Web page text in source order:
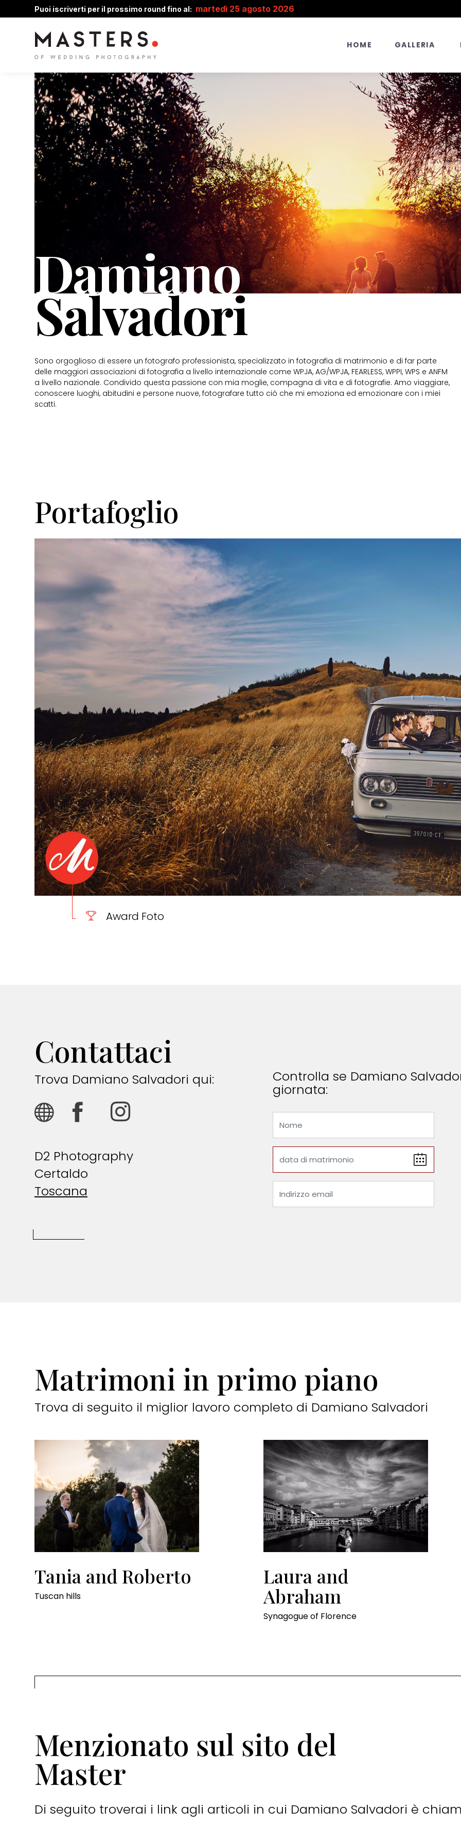
Puoi iscriverti per il prossimo round fino al: martedì 25 agosto 2026
HOME GALLERIA
Damiano
Salvadori
Sono orgoglioso di essere un fotografo professionista, specializzato in fotografia di matrimonio e di far parte
delle maggiori associazioni di fotografia a livello internazionale come WPJA, AG/WPJA, FEARLESS, WPPI, WPS e ANFM
a livello nazionale. Condivido questa passione con mia moglie, compagna di vita e di fotografie. Amo viaggiare,
conoscere luoghi, abitudini e persone nuove, fotografare tutto ciò che mi emoziona ed emozionare con i miei
scatti.
Portafoglio
Award Foto
Contattaci
Trova Damiano Salvadori qui:
D2 Photography
Certaldo
Toscana
Controlla se Damiano
giornata:
Matrimoni in primo piano
Trova di seguito il miglior lavoro completo di Damiano Salvadori
Tania and Roberto
Tuscan hills
Laura and
Abraham
Synagogue of Florence
Menzionato sul sito del
Master
Di seguito troverai i link agli articoli in cui Damiano Salvadori è